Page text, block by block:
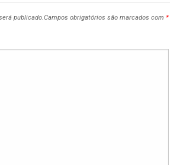
publicado.Campos obrigatórios são marcados com *